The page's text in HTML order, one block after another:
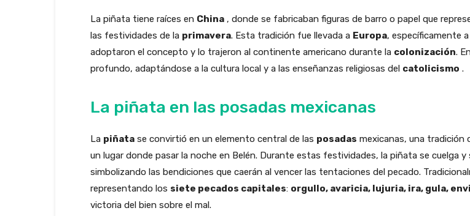
La piñata tiene raíces en China , donde se fabricaban figuras de barro o papel que
las festividades de la primavera. Esta tradición fue llevada a Europa, específicamente a
adoptaron el concepto y lo trajeron al continente americano durante la colonización.
profundo, adaptándose a la cultura local y a las enseñanzas religiosas del catolicismo .
La piñata en las posadas mexicanas
La piñata se convirtió en un elemento central de las posadas mexicanas, una tradición
un lugar donde pasar la noche en Belén. Durante estas festividades, la piñata se cuelga y
simbolizando las bendiciones que caerán al vencer las tentaciones del pecado.
representando los siete pecados capitales: orgullo, avaricia, lujuria, ira, gula,
victoria del bien sobre el mal.